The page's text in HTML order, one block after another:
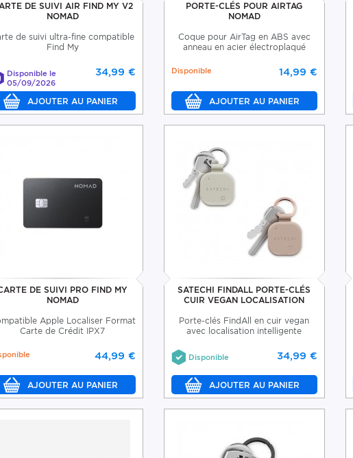
DE SUIVI AIR FIND MY V2
NOMAD
de suivi ultra-fine compatible
Find My
34,99 €
Disponible le
05/09/2026
PORTE-CLÉS POUR AIRTAG
NOMAD
Coque pour AirTag en ABS avec
anneau en acier électroplaqué
14,99 €
Disponible
DE SUIVI PRO FIND MY
NOMAD
Apple Localiser Format
Carte de Crédit IPX7
44,99 €
SATECHI FINDALL PORTE-CLÉS
CUIR VEGAN LOCALISATION
Porte-clés FindAll en cuir vegan
avec localisation intelligente
34,99 €
Disponible